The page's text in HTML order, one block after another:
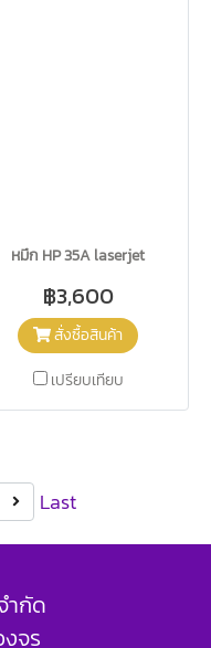
หมึก HP 35A laserjet
฿3,600
สั่งซื้อสินค้า
เปรียบเทียบ
Last
ำกัด
จร